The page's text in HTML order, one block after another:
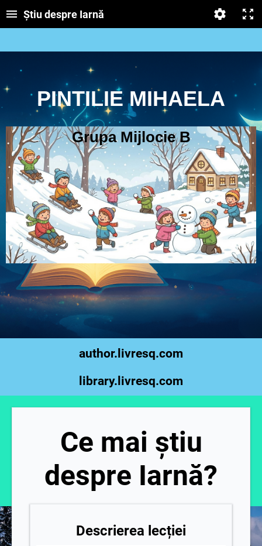
Știu despre Iarnă
PINTILIE MIHAELA
Grupa Mijlocie B
author.livresq.com
library.livresq.com
Ce mai știu
despre Iarnă?
Descrierea lecției